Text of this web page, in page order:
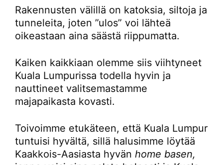
Rakennusten välillä on katoksia, siltoja ja
tunneleita, joten ”ulos” voi lähteä
oikeastaan aina säästä riippumatta.
Kaiken kaikkiaan olemme siis viihtyneet
Kuala Lumpurissa todella hyvin ja
nauttineet valitsemastamme
majapaikasta kovasti.
Toivoimme etukäteen, että Kuala Lumpur
tuntuisi hyvältä, sillä halusimme löytää
Kaakkois-Aasiasta hyvän home basen,